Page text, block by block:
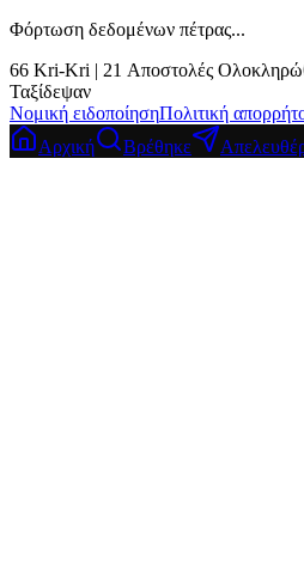
Φόρτωση δεδομένων πέτρας...
66 Kri-Kri | 21 Αποστολές
Ταξίδεψαν
Νομική ειδοποίησηΠολιτική
Αρχική
Βρέθηκε